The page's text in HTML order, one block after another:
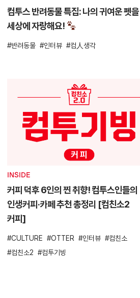
컴투스 반려동물 특집: 나의 귀여운 펫을
세상에 자랑해요!
반려동물 인터뷰 컴人생각
INSIDE
커피 덕후 6인의 찐 취향! 컴투스인들의
인생커피·카페 추천 총정리 [컴친소2
커피]
CULTURE OTTER 인터뷰
컴친소
컴친소2
컴투기빙